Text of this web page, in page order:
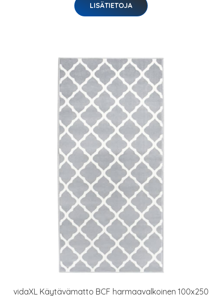
LISÄTIETOJA
vidaXL Käytävämatto BCF harmaavalkoinen 100x250